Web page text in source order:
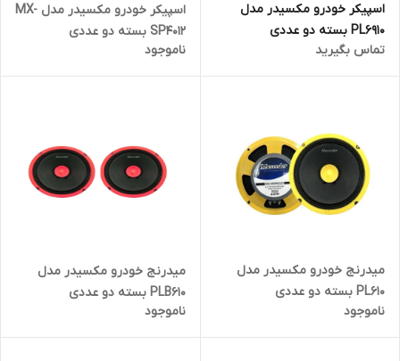
اسپیکر خودرو مکسیدر مدل
PL6910 بسته دو عددی
تماس بگیرید
اسپیکر خودرو مکسیدر مدل MX-
SP4012 بسته دو عددی
ناموجود
میدرنج خودرو مکسیدر مدل
PL610 بسته دو عددی
ناموجود
میدرنج خودرو مکسیدر مدل
PLB610 بسته دو عددی
ناموجود